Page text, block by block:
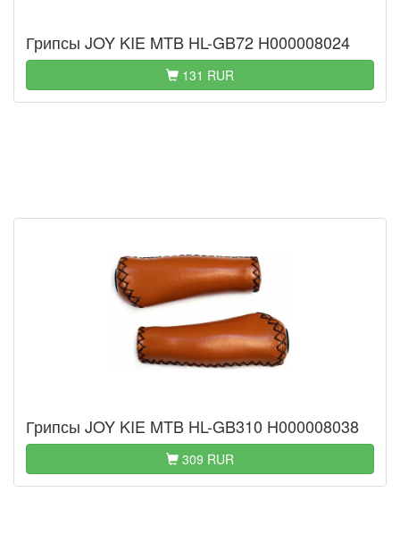
Грипсы JOY KIE MTB HL-GB72 H000008024
131 RUR
Грипсы JOY KIE MTB HL-GB310 H000008038
309 RUR